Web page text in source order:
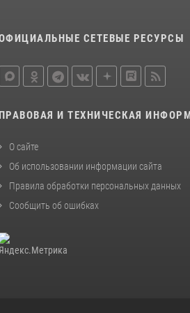
21 июля 2026, 07:56
НАЧАЛЬНИК УПРАВЛЕНИЯ
КАБАРДИНО-БАЛКАРСКОЙ
16 июля 2026, 05:30
СЕТЕВЫЕ РЕСУРСЫ
ПРАВОВАЯ И ТЕХНИЧЕСКАЯ
О сайте
Об использовании информации сайта
Правила обработки персональных данных
Сообщить об ошибках